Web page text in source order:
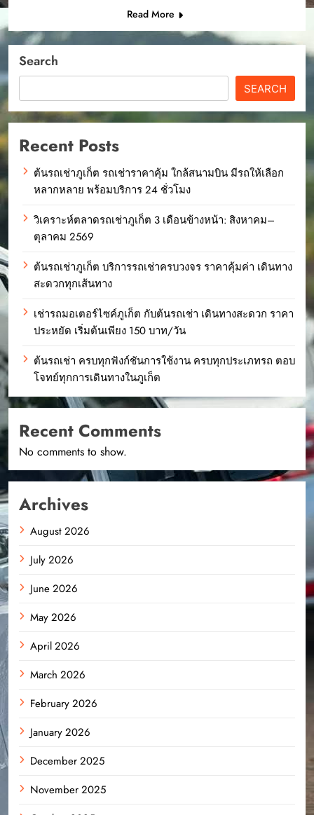
Read More
Search
SEARCH
Recent Posts
ต้นรถเช่าภูเก็ต รถเช่าราคาคุ้ม ใกล้สนามบิน มีรถให้เลือก
หลากหลาย พร้อมบริการ 24 ชั่วโมง
วิเคราะห์ตลาดรถเช่าภูเก็ต 3 เดือนข้างหน้า: สิงหาคม–
ตุลาคม 2569
ต้นรถเช่าภูเก็ต บริการรถเช่าครบวงจร ราคาคุ้มค่า เดินทาง
สะดวกทุกเส้นทาง
เช่ารถมอเตอร์ไซค์ภูเก็ต กับต้นรถเช่า เดินทางสะดวก ราคา
ประหยัด เริ่มต้นเพียง 150 บาท/วัน
ต้นรถเช่า ครบทุกฟังก์ชันการใช้งาน ครบทุกประเภทรถ ตอบ
โจทย์ทุกการเดินทางในภูเก็ต
Recent Comments
No comments to show.
Archives
August 2026
July 2026
June 2026
May 2026
April 2026
March 2026
February 2026
January 2026
December 2025
November 2025